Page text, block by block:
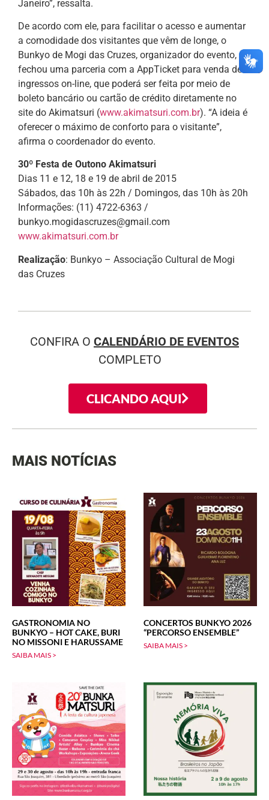
Janeiro”, ressalta.
De acordo com ele, para facilitar o acesso e aumentar
a comodidade dos visitantes que vêm de longe, o
Bunkyo de Mogi das Cruzes, organizador do evento,
fechou uma parceria com a AppTicket para venda de
ingressos on-line, que poderá ser feita por meio de
boleto bancário ou cartão de crédito diretamente no
site do Akimatsuri (www.akimatsuri.com.br). “A ideia é
oferecer o máximo de conforto para o visitante”,
afirma o coordenador do evento.
30º Festa de Outono Akimatsuri
Dias 11 e 12, 18 e 19 de abril de 2015
Sábados, das 10h às 22h / Domingos, das 10h às 20h
Informações: (11) 4722-6363 /
bunkyo.mogidascruzes@gmail.com
www.akimatsuri.com.br
Realização: Bunkyo – Associação Cultural de Mogi
das Cruzes
CONFIRA O CALENDÁRIO DE EVENTOS
COMPLETO
CLICANDO AQUI
MAIS NOTÍCIAS
GASTRONOMIA NO
BUNKYO – HOT CAKE, BURI
NO MISSONI E HARUSSAME
SAIBA MAIS >
CONCERTOS BUNKYO 2026
“PERCORSO ENSEMBLE”
SAIBA MAIS >